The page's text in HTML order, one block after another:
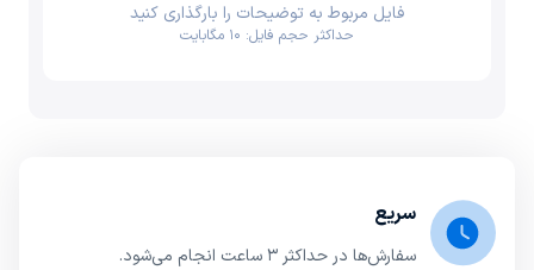
فایل مربوط به توضیحات را بارگذاری کنید
حداکثر حجم فایل: ۱۰ مگابایت
سریع
سفارش‌ها در حداکثر ۳ ساعت انجام می‌شود.